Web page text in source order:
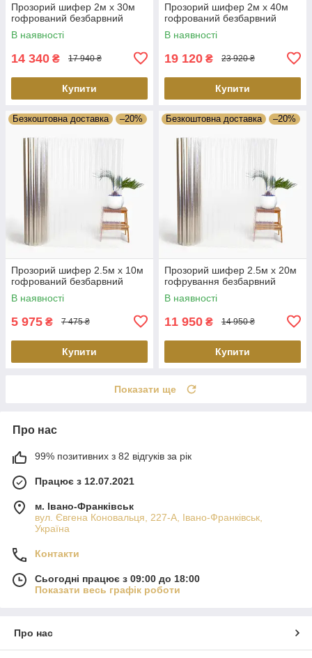
Прозорий шифер 2м х 30м
гофрований безбарвний
В наявності
14 340 ₴ 17 940 ₴
Купити
Прозорий шифер 2м х 40м
гофрований безбарвний
В наявності
19 120 ₴ 23 920 ₴
Купити
Безкоштовна доставка –20%
Прозорий шифер 2.5м х 10м
гофрований безбарвний
В наявності
5 975 ₴ 7 475 ₴
Купити
Безкоштовна доставка –20%
Прозорий шифер 2.5м х 20м
гофрування безбарвний
В наявності
11 950 ₴ 14 950 ₴
Купити
Показати ще
Про нас
99% позитивних з 82 відгуків за рік
Працює з 12.07.2021
м. Івано-Франківськ
вул. Євгена Коновальця, 227-А, Івано-Франківськ,
Україна
Контакти
Сьогодні працює з 09:00 до 18:00
Показати весь графік роботи
Про нас